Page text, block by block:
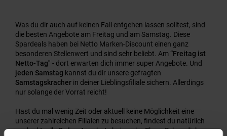
Was du dir auch auf keinen Fall entgehen lassen solltest, sind
die besten Angebote am Freitag und am Samstag. Diese
Spardeals haben bei Netto Marken-Discount einen ganz
besonderen Stellenwert und sind sehr beliebt. Am “Freitag ist
Netto-Tag" - dort erwarten dich immer super Angebote. Und
jeden Samstag kannst du dir unsere gefragten
Samstagskracher in deiner Lieblingsfiliale sichern. Allerdings
nur solange der Vorrat reicht!
Hast du mal wenig Zeit oder aktuell keine Möglichkeit eine
unserer zahlreichen Filialen zu besuchen, findest du natürlich
auch aktuelle Online-Angebote bei uns im Shop. Schau dich